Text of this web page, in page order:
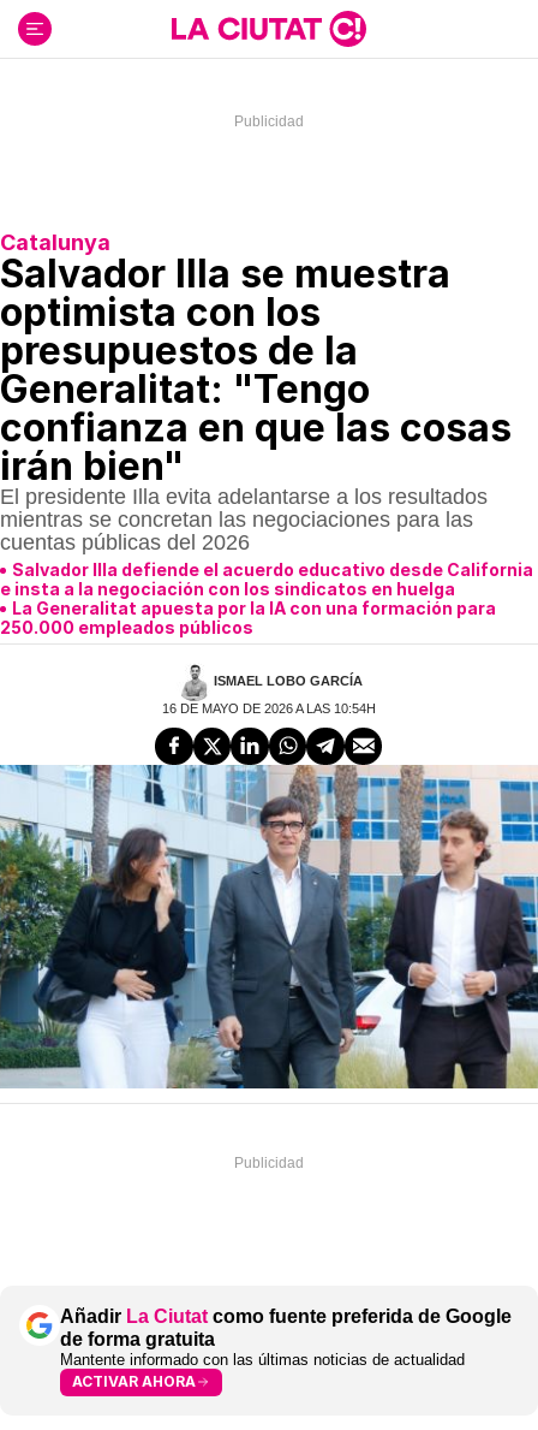
contenido
Catalunya
Salvador Illa se muestra
optimista con los
presupuestos de la
Generalitat: "Tengo
confianza en que las cosas
irán bien"
El presidente Illa evita adelantarse a los resultados
mientras se concretan las negociaciones para las
cuentas públicas del 2026
Salvador Illa defiende el acuerdo educativo desde California
e insta a la negociación con los sindicatos en huelga
La Generalitat apuesta por la IA con una formación para
250.000 empleados públicos
ISMAEL LOBO GARCÍA
16 DE MAYO DE 2026 A LAS 10:54H
Añadir La Ciutat como fuente preferida de Google
de forma gratuita
Mantente informado con las últimas noticias de actualidad
ACTIVAR AHORA